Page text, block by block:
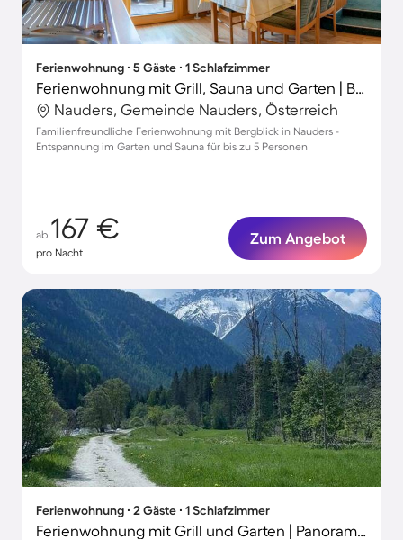
Ferienwohnung ∙ 5 Gäste ∙ 1 Schlafzimmer
Ferienwohnung mit Grill, Sauna und Garten | Bergblick
Nauders, Gemeinde Nauders, Österreich
Familienfreundliche Ferienwohnung mit Bergblick in Nauders -
Entspannung im Garten und Sauna für bis zu 5 Personen
ab 167 €
pro Nacht
Zum Angebot
Ferienwohnung ∙ 2 Gäste ∙ 1 Schlafzimmer
Ferienwohnung mit Grill und Garten | Panoramablick